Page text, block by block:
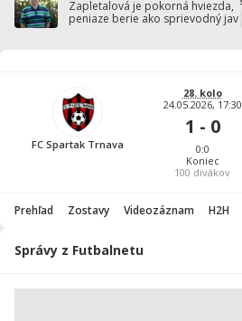
Zapletalová je pokorná hviezda,
peniaze berie ako sprievodný jav
FC Spartak Trnava
28. kolo
24.05.2026, 17:30
1 - 0
0:0
Koniec
100 divákov
Prehľad Zostavy Videozáznam H2H
Správy z Futbalnetu